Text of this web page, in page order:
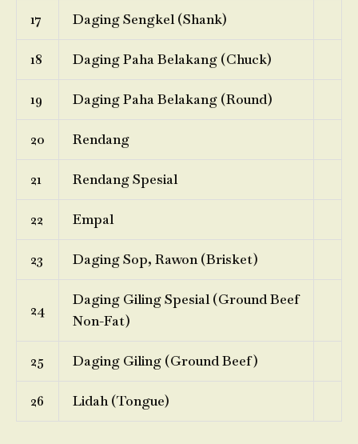
17 Daging Sengkel (Shank)
18 Daging Paha Belakang (Chuck)
19 Daging Paha Belakang (Round)
20 Rendang
21 Rendang Spesial
22 Empal
23 Daging Sop, Rawon (Brisket)
24
Daging Giling Spesial (Ground Beef
Non-Fat)
25 Daging Giling (Ground Beef)
26 Lidah (Tongue)